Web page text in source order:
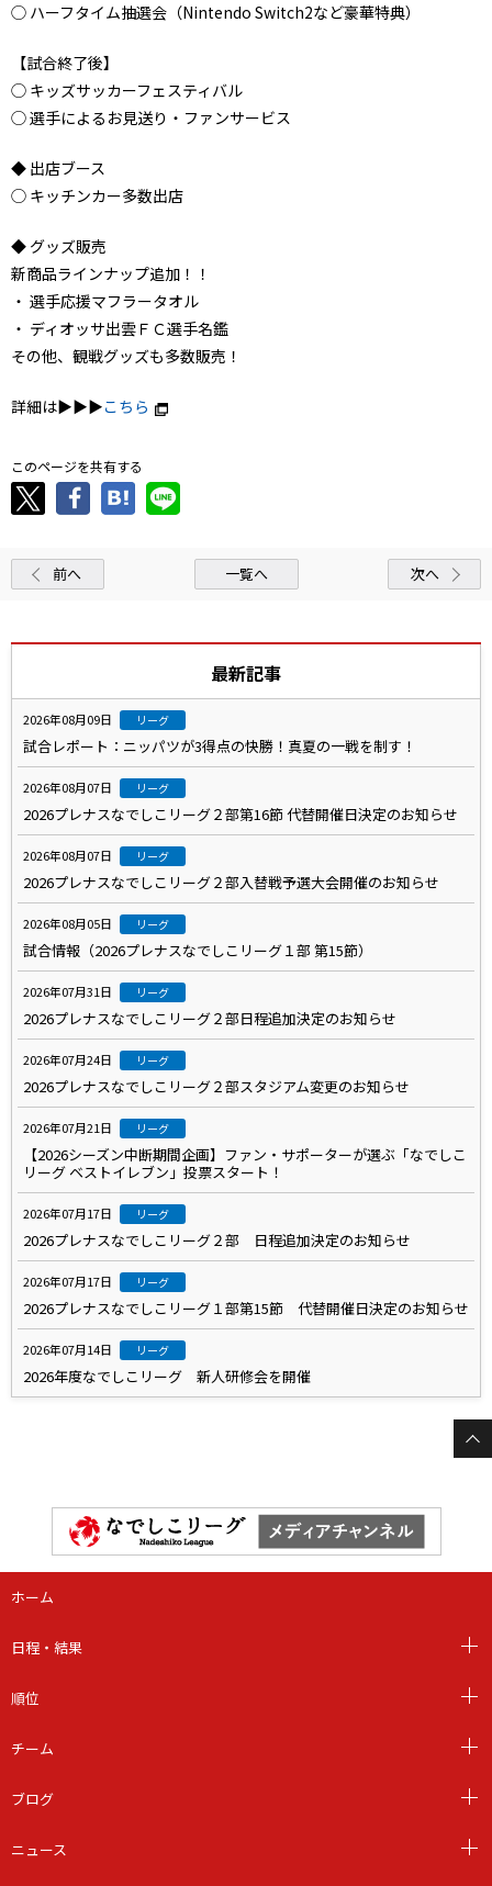
◯ ハーフタイム抽選会（Nintendo Switch2など豪華特典）
【試合終了後】
◯ キッズサッカーフェスティバル
◯ 選手によるお見送り・ファンサービス
◆ 出店ブース
◯ キッチンカー多数出店
◆ グッズ販売
新商品ラインナップ追加！！
・ 選手応援マフラータオル
・ ディオッサ出雲ＦＣ選手名鑑
その他、観戦グッズも多数販売！
詳細は▶▶▶こちら
このページを共有する
前へ 一覧へ 次へ
最新記事
2026年08月09日 リーグ
試合レポート：ニッパツが3得点の快勝！真夏の一戦を制す！
2026年08月07日 リーグ
2026プレナスなでしこリーグ２部第16節 代替開催日決定のお知らせ
2026年08月07日 リーグ
2026プレナスなでしこリーグ２部入替戦予選大会開催のお知らせ
2026年08月05日 リーグ
試合情報（2026プレナスなでしこリーグ１部 第15節）
2026年07月31日 リーグ
2026プレナスなでしこリーグ２部日程追加決定のお知らせ
2026年07月24日 リーグ
2026プレナスなでしこリーグ２部スタジアム変更のお知らせ
2026年07月21日 リーグ
【2026シーズン中断期間企画】ファン・サポーターが選ぶ「なでしこ
リーグ ベストイレブン」投票スタート！
2026年07月17日 リーグ
2026プレナスなでしこリーグ２部 日程追加決定のお知らせ
2026年07月17日 リーグ
2026プレナスなでしこリーグ１部第15節 代替開催日決定のお知らせ
2026年07月14日 リーグ
2026年度なでしこリーグ 新人研修会を開催
ホーム
日程・結果
順位
チーム
ブログ
ニュース